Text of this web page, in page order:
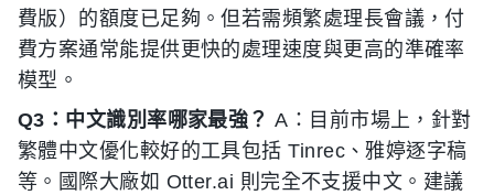
費版）的額度已足夠。但若需頻繁處理長會議，付
費方案通常能提供更快的處理速度與更高的準確率
模型。
Q3：中文識別率哪家最強？ A：目前市場上，針對
繁體中文優化較好的工具包括 Tinrec、雅婷逐字稿
等。國際大廠如 Otter.ai 則完全不支援中文。建議